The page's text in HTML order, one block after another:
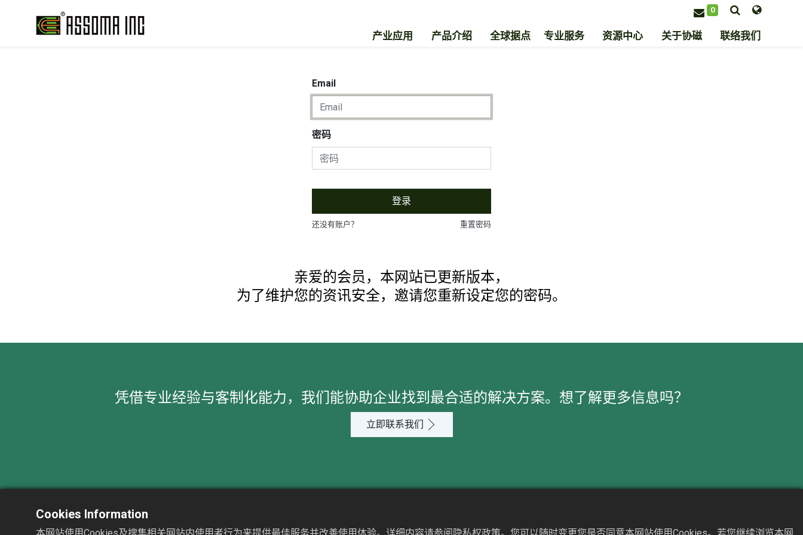
产业应用 产品介绍 全球据点 专业服务 资源中心 关于协磁 联络我们
0
Email
密码
登录
还没有账户？ 重置密码
亲爱的会员，本网站已更新版本，
为了维护您的资讯安全，邀请您重新设定您的密码。
凭借专业经验与客制化能力，我们能协助企业找到最合适的解决方案。想了解更多信息吗？
立即联系我们
应用 產品 销售网络
协磁股份有限公司
Cookies Information